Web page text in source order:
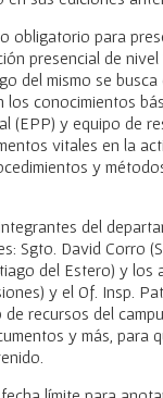
obligatorio para
presencial de nivel
del mismo se busca
los conocimientos
(EPP) y equipo de
vitales en la
y
del
Sgto. David Corro
del Estero) y los
y el Of. Insp.
recursos del
y más, para